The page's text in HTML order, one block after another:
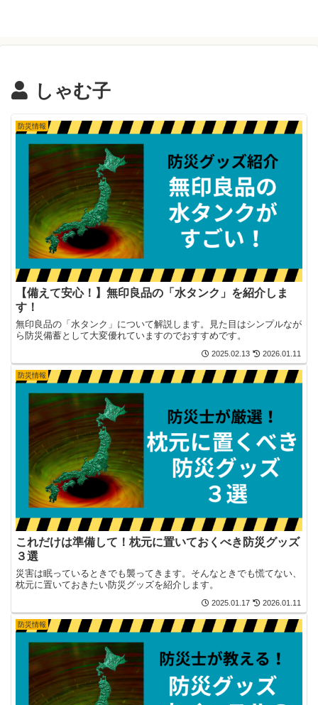
しゃむ子
防災情報
【備えて安心！】無印良品の「水タンク」を紹介しま
す！
無印良品の「水タンク」について解説します。見た目はシンプルなが
ら防災備蓄として大変優れていますのでおすすめです。
2025.02.13 2026.01.11
防災情報
これだけは準備して！枕元に置いておくべき防災グッズ
３選
災害は眠っているときでも襲ってきます。そんなときでも慌てない、
枕元に置いておきたい防災グッズを紹介します。
2025.01.17 2026.01.11
防災情報